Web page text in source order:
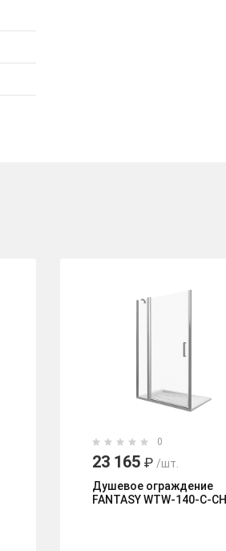
0
23 165 ₽ /шт.
Душевое ограждение
FANTASY WTW-140-C-CH